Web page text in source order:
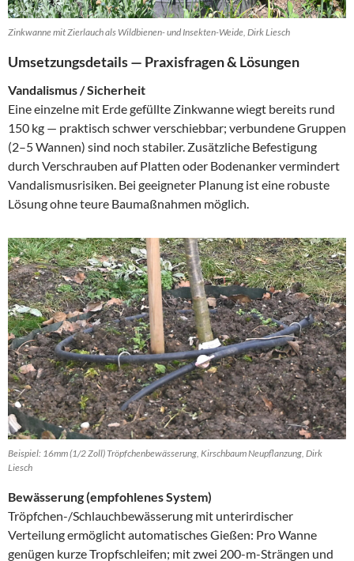
Zinkwanne mit Zierlauch als Wildbienen- und Insekten-Weide, Dirk Liesch
Umsetzungsdetails — Praxisfragen & Lösungen
Vandalismus / Sicherheit
Eine einzelne mit Erde gefüllte Zinkwanne wiegt bereits rund
150 kg — praktisch schwer verschiebbar; verbundene Gruppen
(2–5 Wannen) sind noch stabiler. Zusätzliche Befestigung
durch Verschrauben auf Platten oder Bodenanker vermindert
Vandalismusrisiken. Bei geeigneter Planung ist eine robuste
Lösung ohne teure Baumaßnahmen möglich.
Beispiel: 16mm (1/2 Zoll) Tröpfchenbewässerung, Kirschbaum Neupflanzung, Dirk
Liesch
Bewässerung (empfohlenes System)
Tröpfchen-/Schlauchbewässerung mit unterirdischer
Verteilung ermöglicht automatisches Gießen: Pro Wanne
genügen kurze Tropfschleifen; mit zwei 200-m-Strängen und